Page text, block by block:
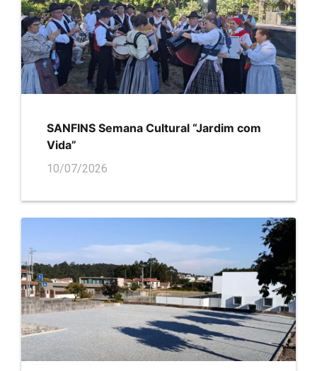
SANFINS Semana Cultural “Jardim com
Vida”
10/07/2026